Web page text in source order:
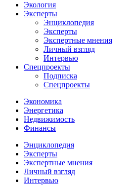
Экология
Эксперты
Энциклопедия
Эксперты
Экспертные мнения
Личный взгляд
Интервью
Спецпроекты
Подписка
Спецпроекты
Экономика
Энергетика
Недвижимость
Финансы
Энциклопедия
Эксперты
Экспертные мнения
Личный взгляд
Интервью